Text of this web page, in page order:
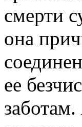
смерти
она
ее